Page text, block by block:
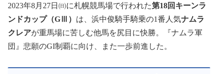
2023年8月27日㈰に札幌競馬場で行われた第18回キーンラ
ンドカップ（GⅢ） は、浜中俊騎手騎乗の1番人気ナムラ
クレアが重馬場に苦しむ他馬を尻目に快勝。『ナムラ軍
団』悲願のGI制覇に向け、また一歩前進した。